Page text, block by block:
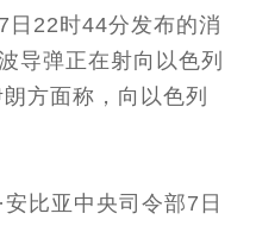
22时44分发布的消
导弹正在射向以色列
方面称，向以色列
比亚中央司令部7日